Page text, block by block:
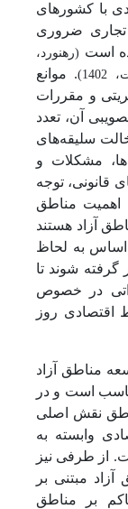
با کشورهای
تجاری ضروری
است (رهنورد،
. موانع
و مقررات
آن، تعدد
سلیقه‌های
مشکلات و
قانونی، توجه
اهمیت مناطق
آزاد هستند
اساس به لحاظ
گرفته شوند تا
در خصوص
اقتصادی روز
مناطق آزاد
است و در
نقش اصلی
وابسته به
از طرفی نیز
مبتنی بر
بر مناطق